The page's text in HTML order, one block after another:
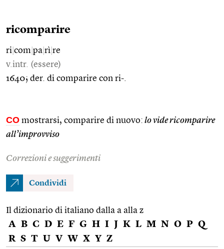
ricomparire
ri com pa rì re
v.intr. (essere)
1640; der. di comparire con ri-.
CO mostrarsi, comparire di nuovo: lo vide ricomparire
all’improvviso
Correzioni e suggerimenti
Condividi
Il dizionario di italiano dalla a alla z
A B C D E F G H I J K L M N O P Q
R S T U V W X Y Z